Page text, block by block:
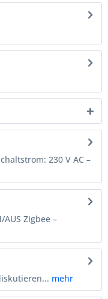
230 V AC –
Zigbee –
mehr